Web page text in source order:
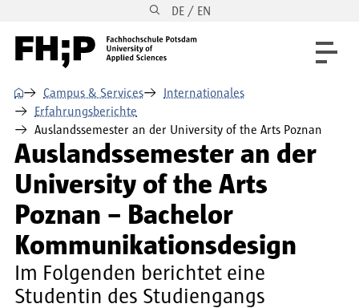
Direkt zur Hauptnavigation DE / EN
⌂ Campus & Services
Internationales
Erfahrungsberichte
Auslandssemester an der University of the Arts Poznan
Auslandssemester an der
University of the Arts
Poznan – Bachelor
Kommunikationsdesign
Im Folgenden berichtet eine
Studentin des Studiengangs